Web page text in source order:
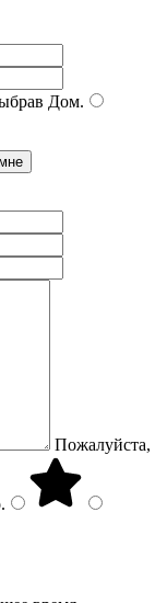
Дом.
Пожалуйста,
.